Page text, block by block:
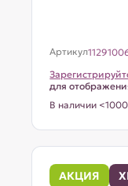
Артикул
для
В наличии
АКЦИЯ